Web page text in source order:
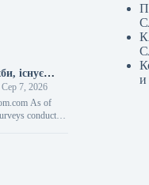
існує
—
Сер 7, 2026
As of
conducted
и